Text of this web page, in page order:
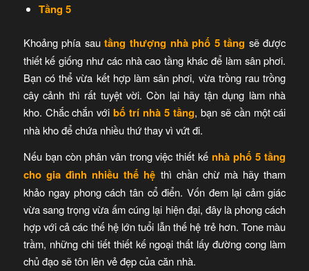
Tầng 5
Khoảng phía sautầng thượng nhà phố 5 tầng sẽ được
thiết kế giống như các nhà cao tầng khác để làm sân phơi.
Bạn có thể vừa kết hợp làm sân phơi, vừa trồng rau trồng
cây cảnh thì rất tuyệt vời. Còn lại hãy tận dụng làm nhà
kho. Chắc chắn vớibố trí nhà 5 tầng, bạn sẽ cần một cái
nhà kho để chứa nhiều thứ thay vì vứt đi.
Nếu bạn còn phân vân trong việc thiết kế nhà phố 5 tầng
cho gia đình nhiều thế hệ thì chần chừ mà hãy tham
khảo ngay phong cách tân cổ điển. Vốn đem lại cảm giác
vừa sang trọng vừa ấm cúng lại hiện đại, đây là phong cách
hợp với cả các thế hệ lớn tuổi lẫn thế hệ trẻ hơn. Tone màu
trầm, những chi tiết thiết kế ngoại thất lấy đường cong làm
chủ đạo sẽ tôn lên vẻ đẹp của căn nhà.